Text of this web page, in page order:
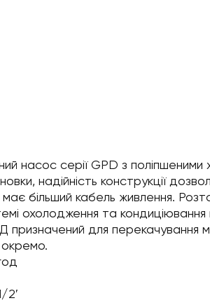
насос серії GPD з
надійність конструкції
більший кабель живлення.
охолодження та
призначений для перекачування
2′